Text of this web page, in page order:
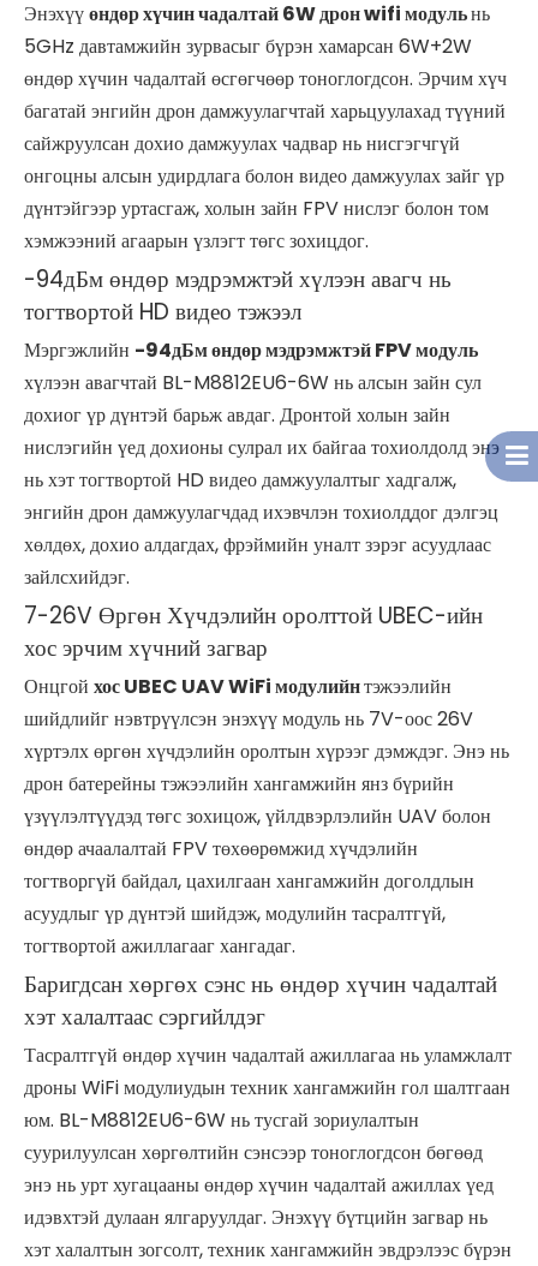
Энэхүүөндөр хүчин чадалтай 6W дрон wifi модульнь
5GHz давтамжийн зурвасыг бүрэн хамарсан 6W+2W
өндөр хүчин чадалтай өсгөгчөөр тоноглогдсон. Эрчим хүч
багатай энгийн дрон дамжуулагчтай харьцуулахад түүний
сайжруулсан дохио дамжуулах чадвар нь нисгэгчгүй
онгоцны алсын удирдлага болон видео дамжуулах зайг үр
дүнтэйгээр уртасгаж, холын зайн FPV нислэг болон том
хэмжээний агаарын үзлэгт төгс зохицдог.
-94дБм өндөр мэдрэмжтэй хүлээн авагч нь
тогтвортой HD видео тэжээл
Мэргэжлийн -94дБм өндөр мэдрэмжтэй FPV модуль
хүлээн авагчтай BL-M8812EU6-6W нь алсын зайн сул
дохиог үр дүнтэй барьж авдаг. Дронтой холын зайн
нислэгийн үед дохионы сулрал их байгаа тохиолдолд энэ
нь хэт тогтвортой HD видео дамжуулалтыг хадгалж,
энгийн дрон дамжуулагчдад ихэвчлэн тохиолддог дэлгэц
хөлдөх, дохио алдагдах, фрэймийн уналт зэрэг асуудлаас
зайлсхийдэг.
7-26V Өргөн Хүчдэлийн оролттой UBEC-ийн
хос эрчим хүчний загвар
Онцгой хос UBEC UAV WiFi модулийнтэжээлийн
шийдлийг нэвтрүүлсэн энэхүү модуль нь 7V-оос 26V
хүртэлх өргөн хүчдэлийн оролтын хүрээг дэмждэг. Энэ нь
дрон батерейны тэжээлийн хангамжийн янз бүрийн
үзүүлэлтүүдэд төгс зохицож, үйлдвэрлэлийн UAV болон
өндөр ачаалалтай FPV төхөөрөмжид хүчдэлийн
тогтворгүй байдал, цахилгаан хангамжийн доголдлын
асуудлыг үр дүнтэй шийдэж, модулийн тасралтгүй,
тогтвортой ажиллагааг хангадаг.
Баригдсан хөргөх сэнс нь өндөр хүчин чадалтай
хэт халалтаас сэргийлдэг
Тасралтгүй өндөр хүчин чадалтай ажиллагаа нь уламжлалт
дроны WiFi модулиудын техник хангамжийн гол шалтгаан
юм. BL-M8812EU6-6W нь тусгай зориулалтын
суурилуулсан хөргөлтийн сэнсээр тоноглогдсон бөгөөд
энэ нь урт хугацааны өндөр хүчин чадалтай ажиллах үед
идэвхтэй дулаан ялгаруулдаг. Энэхүү бүтцийн загвар нь
хэт халалтын зогсолт, техник хангамжийн эвдрэлээс бүрэн